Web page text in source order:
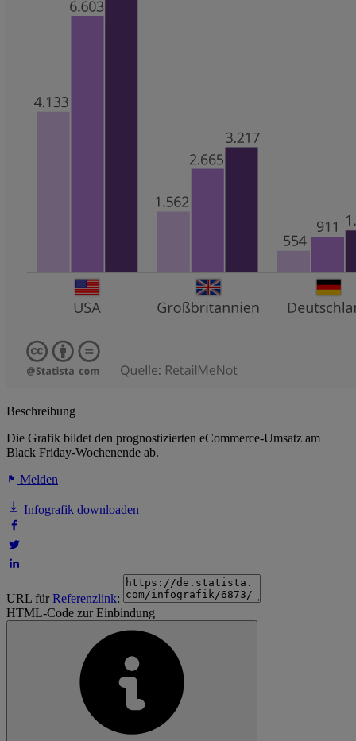
Beschreibung
Die Grafik bildet den prognostizierten eCommerce-Umsatz am
Black Friday-Wochenende ab.
Melden
Infografik downloaden
URL fürReferenzlink:
HTML-Code zur Einbindung